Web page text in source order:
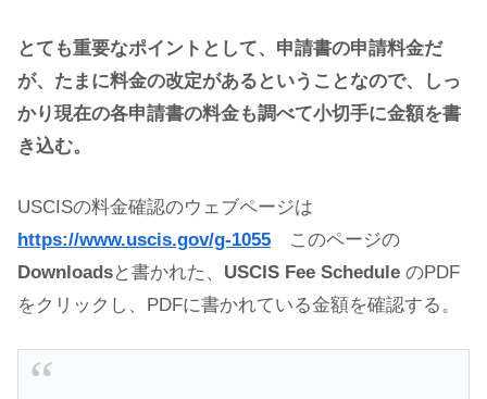
とても重要なポイントとして、申請書の申請料金だ
が、たまに料金の改定があるということなので、しっ
かり現在の各申請書の料金も調べて小切手に金額を書
き込む。
USCISの料金確認のウェブページは
https://www.uscis.gov/g-1055 このページの
Downloadsと書かれた、 USCIS Fee Schedule のPDF
をクリックし、PDFに書かれている金額を確認する。